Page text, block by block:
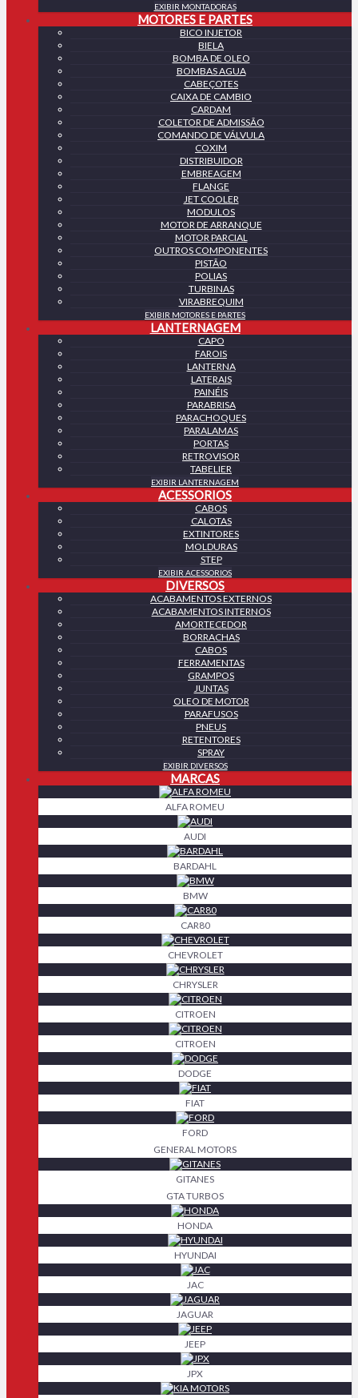
EXIBIR MONTADORAS
MOTORES E PARTES
BICO INJETOR
BIELA
BOMBA DE OLEO
BOMBAS AGUA
CABEÇOTES
CAIXA DE CAMBIO
CARDAM
COLETOR DE ADMISSÃO
COMANDO DE VÁLVULA
COXIM
DISTRIBUIDOR
EMBREAGEM
FLANGE
JET COOLER
MODULOS
MOTOR DE ARRANQUE
MOTOR PARCIAL
OUTROS COMPONENTES
PISTÃO
POLIAS
TURBINAS
VIRABREQUIM
EXIBIR MOTORES E PARTES
LANTERNAGEM
CAPO
FAROIS
LANTERNA
LATERAIS
PAINÉIS
PARABRISA
PARACHOQUES
PARALAMAS
PORTAS
RETROVISOR
TABELIER
EXIBIR LANTERNAGEM
ACESSORIOS
CABOS
CALOTAS
EXTINTORES
MOLDURAS
STEP
EXIBIR ACESSORIOS
DIVERSOS
ACABAMENTOS EXTERNOS
ACABAMENTOS INTERNOS
AMORTECEDOR
BORRACHAS
CABOS
FERRAMENTAS
GRAMPOS
JUNTAS
OLEO DE MOTOR
PARAFUSOS
PNEUS
RETENTORES
SPRAY
EXIBIR DIVERSOS
MARCAS
ALFA ROMEU
AUDI
BARDAHL
BMW
CAR80
CHEVROLET
CHRYSLER
CITROEN
CITROEN
DODGE
FIAT
FORD
GENERAL MOTORS
GITANES
GTA TURBOS
HONDA
HYUNDAI
JAC
JAGUAR
JEEP
JPX